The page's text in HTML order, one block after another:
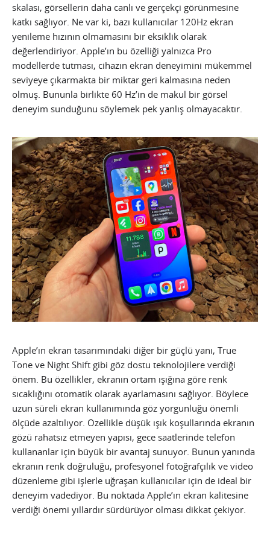
skalası, görsellerin daha canlı ve gerçekçi görünmesine
katkı sağlıyor. Ne var ki, bazı kullanıcılar 120Hz ekran
yenileme hızının olmamasını bir eksiklik olarak
değerlendiriyor. Apple’ın bu özelliği yalnızca Pro
modellerde tutması, cihazın ekran deneyimini mükemmel
seviyeye çıkarmakta bir miktar geri kalmasına neden
olmuş. Bununla birlikte 60 Hz’in de makul bir görsel
deneyim sunduğunu söylemek pek yanlış olmayacaktır.
Apple’ın ekran tasarımındaki diğer bir güçlü yanı, True
Tone ve Night Shift gibi göz dostu teknolojilere verdiği
önem. Bu özellikler, ekranın ortam ışığına göre renk
sıcaklığını otomatik olarak ayarlamasını sağlıyor. Böylece
uzun süreli ekran kullanımında göz yorgunluğu önemli
ölçüde azaltılıyor. Özellikle düşük ışık koşullarında ekranın
gözü rahatsız etmeyen yapısı, gece saatlerinde telefon
kullananlar için büyük bir avantaj sunuyor. Bunun yanında
ekranın renk doğruluğu, profesyonel fotoğrafçılık ve video
düzenleme gibi işlerle uğraşan kullanıcılar için de ideal bir
deneyim vadediyor. Bu noktada Apple’ın ekran kalitesine
verdiği önemi yıllardır sürdürüyor olması dikkat çekiyor.